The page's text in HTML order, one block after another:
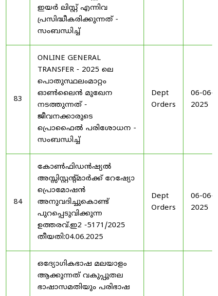
ഇയർ ലിസ്റ്റ് എന്നിവ
പ്രസിദ്ധീകരിക്കുന്നത് -
സംബന്ധിച്ച്
83
ONLINE GENERAL
TRANSFER - 2025 ലെ
പൊതുസ്ഥലംമാറ്റം
ഓൺലൈൻ മുഖേന
നടത്തുന്നത് -
ജീവനക്കാരുടെ
പ്രൊഫൈൽ പരിശോധന -
സംബന്ധിച്ച്
Dept
Orders
06-06-
2025
84
കോൺഫിഡൻഷ്യൽ
അസ്സിസ്റ്റന്റ്മാർക്ക് റേഷ്യോ
പ്രൊമോഷൻ
അനുവദിച്ചുകൊണ്ട്
പുറപ്പെടുവിക്കുന്ന
ഉത്തരവ്.ഇ2 -5171/2025
തീയതി:04.06.2025
Dept
Orders
06-06-
2025
ഒദ്യോഗികഭാഷ മലയാളം
ആക്കുന്നത് വകുപ്പുതല
ഭാഷാസമതിയും പരിഭാഷ